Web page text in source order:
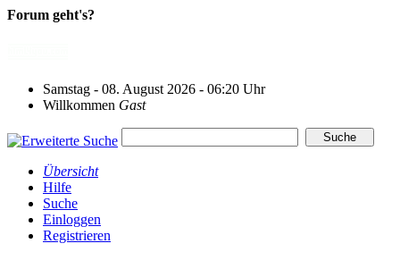
Forum geht's?
Samstag - 08. August 2026 - 06:20 Uhr
Willkommen Gast
Übersicht
Hilfe
Suche
Einloggen
Registrieren